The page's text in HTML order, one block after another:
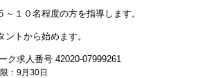
１０名程度の方を指導します。
トから始めます。
求人番号 42020-07999261
：9月30日